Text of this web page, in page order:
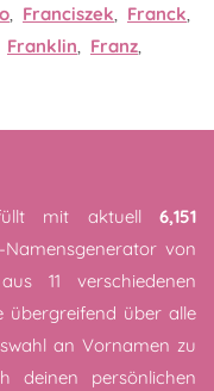
, Franciszek, Franck,
Franklin, Franz,
mit aktuell 6,151
von
11 verschiedenen
übergreifend über alle
an Vornamen zu
deinen persönlichen